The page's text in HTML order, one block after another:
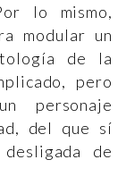
lo mismo,
modular un
de la
pero
personaje
del que sí
de